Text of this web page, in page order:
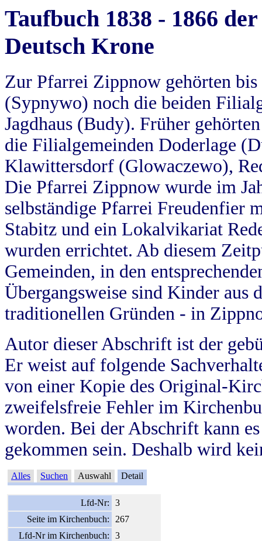
Taufbuch 1838 - 1866
Deutsch Krone
Zur Pfarrei Zippnow gehörten
(Sypnywo) noch die beiden
Jagdhaus (Budy). Früher
die Filialgemeinden Doderlage
Klawittersdorf (Glowaczewo),
Die Pfarrei Zippnow wurde im
selbständige Pfarrei Freudenfier
Stabitz und ein Lokalvikariat
wurden errichtet. Ab diesem
Gemeinden, in den
Übergangsweise sind Kinder aus
traditionellen Gründen - in
Autor dieser Abschrift ist der
Er weist auf folgende
von einer Kopie des Original-
zweifelsfreie Fehler im
worden. Bei der Abschrift kann
gekommen sein. Deshalb wird
Alles Suchen Auswahl Detail
Lfd-Nr:
3
Seite im Kirchenbuch:
267
Lfd-Nr im Kirchenbuch:
3